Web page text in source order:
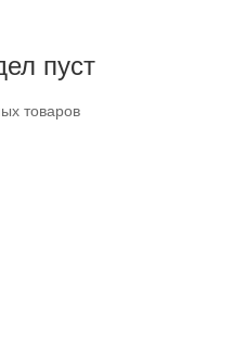
пуст
товаров